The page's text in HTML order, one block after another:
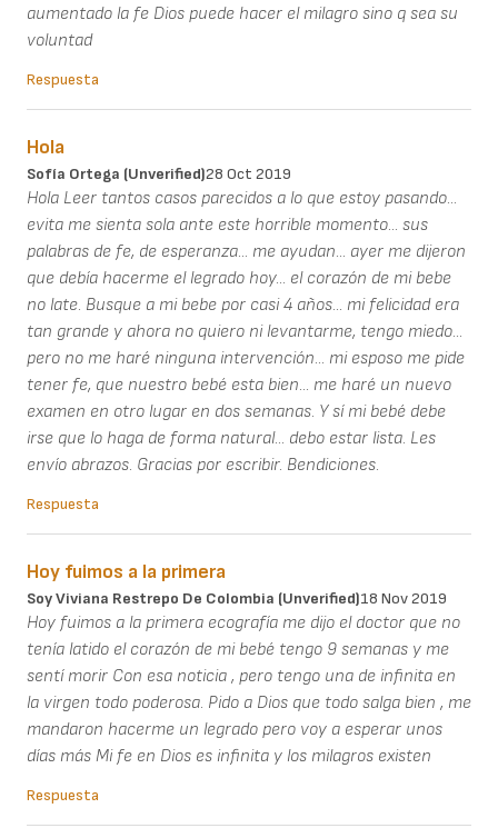
aumentado la fe Dios puede hacer el milagro sino q sea su
voluntad
Respuesta
Hola
Sofía Ortega (unverified)28 Oct 2019
Hola Leer tantos casos parecidos a lo que estoy pasando...
evita me sienta sola ante este horrible momento... sus
palabras de fe, de esperanza... me ayudan... ayer me dijeron
que debía hacerme el legrado hoy... el corazón de mi bebe
no late. Busque a mi bebe por casi 4 años... mi felicidad era
tan grande y ahora no quiero ni levantarme, tengo miedo...
pero no me haré ninguna intervención... mi esposo me pide
tener fe, que nuestro bebé esta bien... me haré un nuevo
examen en otro lugar en dos semanas. Y sí mi bebé debe
irse que lo haga de forma natural... debo estar lista. Les
envío abrazos. Gracias por escribir. Bendiciones.
Respuesta
Hoy fuimos a la primera
Soy Viviana Restrepo De Colombia (unverified)18 Nov 2019
Hoy fuimos a la primera ecografía me dijo el doctor que no
tenía latido el corazón de mi bebé tengo 9 semanas y me
sentí morir Con esa noticia , pero tengo una de infinita en
la virgen todo poderosa. Pido a Dios que todo salga bien , me
mandaron hacerme un legrado pero voy a esperar unos
días más Mi fe en Dios es infinita y los milagros existen
Respuesta